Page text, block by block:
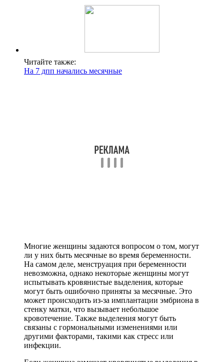
Читайте также:
На 7 дпп начались месячные
Многие женщины задаются вопросом о том, могут
ли у них быть месячные во время беременности.
На самом деле, менструация при беременности
невозможна, однако некоторые женщины могут
испытывать кровянистые выделения, которые
могут быть ошибочно приняты за месячные. Это
может происходить из-за имплантации эмбриона в
стенку матки, что вызывает небольшое
кровотечение. Также выделения могут быть
связаны с гормональными изменениями или
другими факторами, такими как стресс или
инфекции.